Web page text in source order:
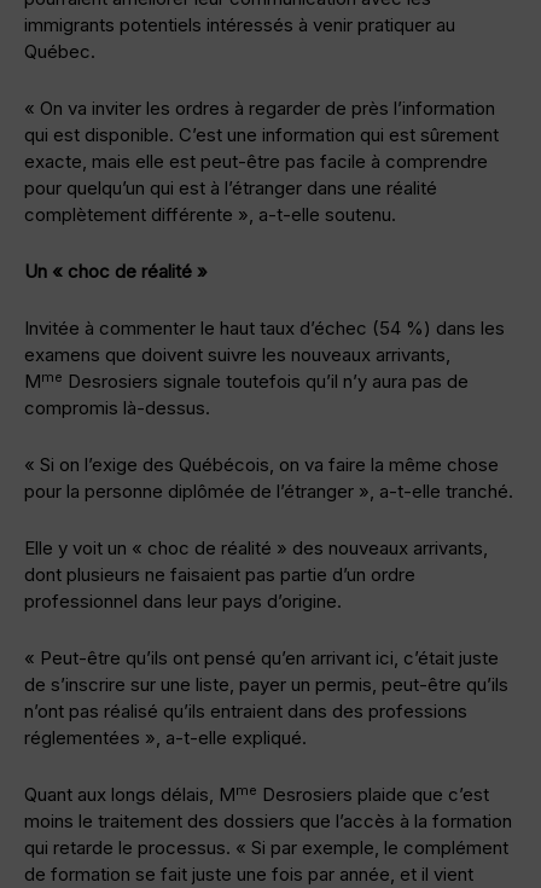
immigrants potentiels intéressés à venir pratiquer au
Québec.
« On va inviter les ordres à regarder de près l’information
qui est disponible. C’est une information qui est sûrement
exacte, mais elle est peut-être pas facile à comprendre
pour quelqu’un qui est à l’étranger dans une réalité
complètement différente », a-t-elle soutenu.
Un « choc de réalité »
Invitée à commenter le haut taux d’échec (54 %) dans les
examens que doivent suivre les nouveaux arrivants,
Mme Desrosiers signale toutefois qu’il n’y aura pas de
compromis là-dessus.
« Si on l’exige des Québécois, on va faire la même chose
pour la personne diplômée de l’étranger », a-t-elle tranché.
Elle y voit un « choc de réalité » des nouveaux arrivants,
dont plusieurs ne faisaient pas partie d’un ordre
professionnel dans leur pays d’origine.
« Peut-être qu’ils ont pensé qu’en arrivant ici, c’était juste
de s’inscrire sur une liste, payer un permis, peut-être qu’ils
n’ont pas réalisé qu’ils entraient dans des professions
réglementées », a-t-elle expliqué.
Quant aux longs délais, Mme Desrosiers plaide que c’est
moins le traitement des dossiers que l’accès à la formation
qui retarde le processus. « Si par exemple, le complément
de formation se fait juste une fois par année, et il vient